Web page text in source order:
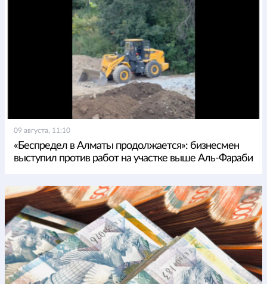
09 августа, 11:10
«Беспредел в Алматы продолжается»: бизнесмен
выступил против работ на участке выше Аль-Фараби